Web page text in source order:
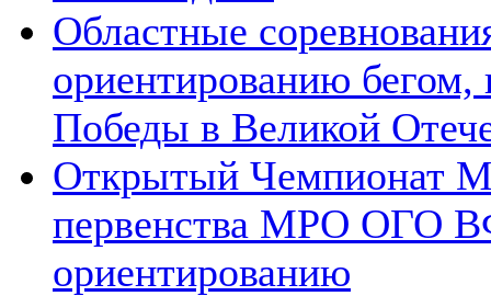
Областные
ориентированию
Победы в Великой
Открытый
первенства МРО ОГО
ориентированию